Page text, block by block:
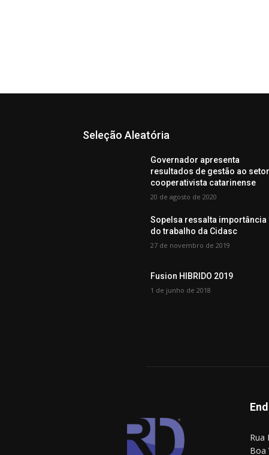
Seleção Aleatória
Governador apresenta
resultados de gestão ao setor
cooperativista catarinense
20 de agosto de 2020
Sopelsa ressalta importância
do trabalho da Cidasc
27 de novembro de 2019
Fusion HIBRIDO 2019
1 de junho de 2018
Rua
Boa